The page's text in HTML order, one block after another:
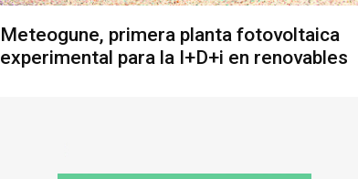
Meteogune, primera planta fotovoltaica
experimental para la I+D+i en renovables